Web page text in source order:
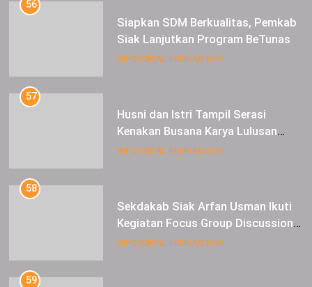
57
Husni dan Istri Tampil Serasi
Kenakan Busana Karya Lulusan
SMK Pariwisata Siak, di Lancang
INFOTORIAL PEMKAB SIAK
58
Sekdakab Siak Arfan Usman Ikuti
Kegiatan Focus Group Discussion
Tentang Kebijakan Penganggaran
INFOTORIAL PEMKAB SIAK
59
Dimalam ke-7 Safari Ramadan,
Husni Merza : Tahun ini, Ada
Perbaikan Jalan Lintas Siak ke
INFOTORIAL PEMKAB SIAK
60